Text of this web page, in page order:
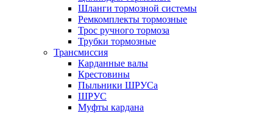
Шланги тормозной системы
Ремкомплекты тормозные
Трос ручного тормоза
Трубки тормозные
Трансмиссия
Карданные валы
Крестовины
Пыльники ШРУСа
ШРУС
Муфты кардана